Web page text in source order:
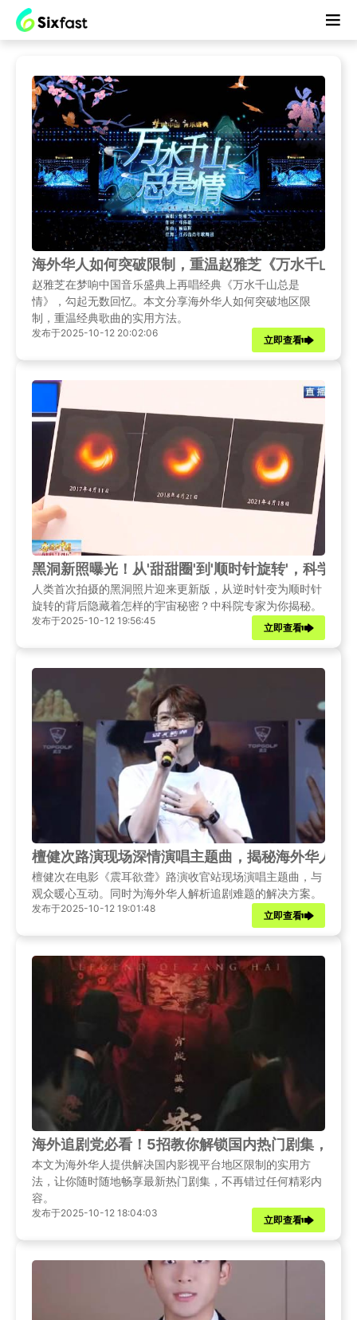
海外华人如何突破限制，重温赵雅芝《万水千山总
赵雅芝在梦响中国音乐盛典上再唱经典《万水千山总是
情》，勾起无数回忆。本文分享海外华人如何突破地区限
制，重温经典歌曲的实用方法。
发布于2025-10-12 20:02:06
立即查看
黑洞新照曝光！从'甜甜圈'到'顺时针旋转'，科学家
人类首次拍摄的黑洞照片迎来更新版，从逆时针变为顺时针
旋转的背后隐藏着怎样的宇宙秘密？中科院专家为你揭秘。
发布于2025-10-12 19:56:45
立即查看
檀健次路演现场深情演唱主题曲，揭秘海外华人如
檀健次在电影《震耳欲聋》路演收官站现场演唱主题曲，与
观众暖心互动。同时为海外华人解析追剧难题的解决方案。
发布于2025-10-12 19:01:48
立即查看
海外追剧党必看！5招教你解锁国内热门剧集，告
本文为海外华人提供解决国内影视平台地区限制的实用方
法，让你随时随地畅享最新热门剧集，不再错过任何精彩内
容。
发布于2025-10-12 18:04:03
立即查看